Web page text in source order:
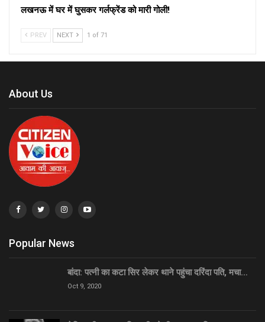
लखनऊ में घर में घुसकर गर्लफ्रेंड को मारी गोली!
PREV NEXT 1 of 71
About Us
Popular News
बांदा: पत्नी का कटा सिर लेकर थाने पहुंचा दरिंदा पति, मचा…
Oct 9, 2020